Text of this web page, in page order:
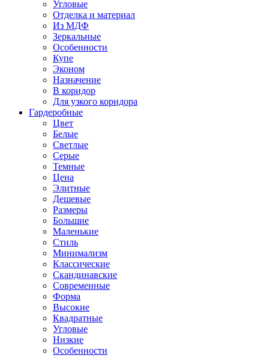
Угловые
Отделка и материал
Из МДФ
Зеркальные
Особенности
Купе
Эконом
Назначение
В коридор
Для узкого коридора
Гардеробные
Цвет
Белые
Светлые
Серые
Темные
Цена
Элитные
Дешевые
Размеры
Большие
Маленькие
Стиль
Минимализм
Классические
Скандинавские
Современные
Форма
Высокие
Квадратные
Угловые
Низкие
Особенности